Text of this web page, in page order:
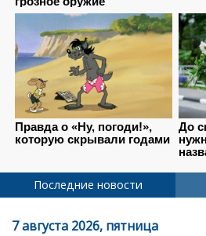
Последние новости
7 августа 2026, пятница